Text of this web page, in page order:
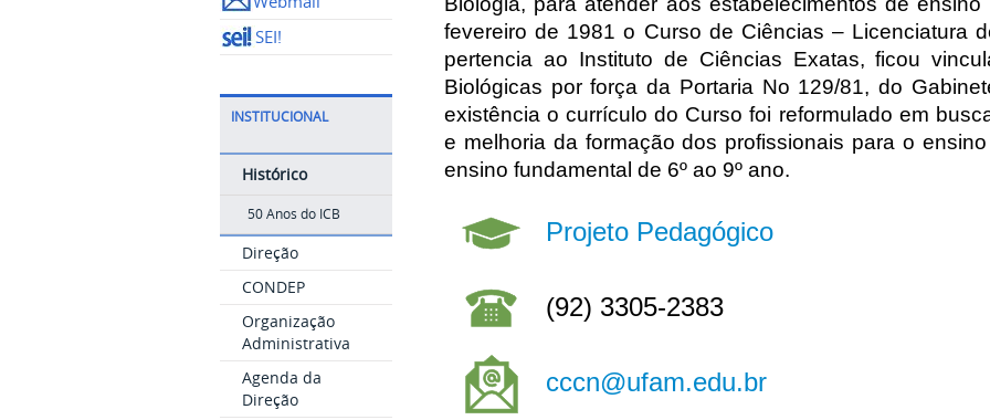
SEI!
INSTITUCIONAL
Histórico
50 Anos do ICB
Direção
CONDEP
Organização
Administrativa
Agenda da
Direção
fevereiro de 1981 o Curso de Ciências – Licenciatura
pertencia ao Instituto de Ciências Exatas, ficou
Biológicas por força da Portaria No 129/81, do
existência o currículo do Curso foi reformulado em
e melhoria da formação dos profissionais para o
ensino fundamental de 6º ao 9º ano.
Projeto Pedagógico
(92) 3305-2383
cccn@ufam.edu.br